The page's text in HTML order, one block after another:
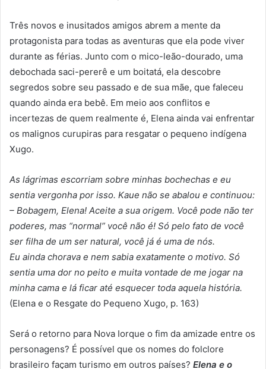
Três novos e inusitados amigos abrem a mente da
protagonista para todas as aventuras que ela pode viver
durante as férias. Junto com o mico-leão-dourado, uma
debochada saci-pererê e um boitatá, ela descobre
segredos sobre seu passado e de sua mãe, que faleceu
quando ainda era bebê. Em meio aos conflitos e
incertezas de quem realmente é, Elena ainda vai enfrentar
os malignos curupiras para resgatar o pequeno indígena
Xugo.
As lágrimas escorriam sobre minhas bochechas e eu
sentia vergonha por isso. Kaue não se abalou e continuou:
– Bobagem, Elena! Aceite a sua origem. Você pode não ter
poderes, mas “normal” você não é! Só pelo fato de você
ser filha de um ser natural, você já é uma de nós.
Eu ainda chorava e nem sabia exatamente o motivo. Só
sentia uma dor no peito e muita vontade de me jogar na
minha cama e lá ficar até esquecer toda aquela história.
(Elena e o Resgate do Pequeno Xugo, p. 163)
Será o retorno para Nova Iorque o fim da amizade entre os
personagens? É possível que os nomes do folclore
brasileiro façam turismo em outros países? Elena e o